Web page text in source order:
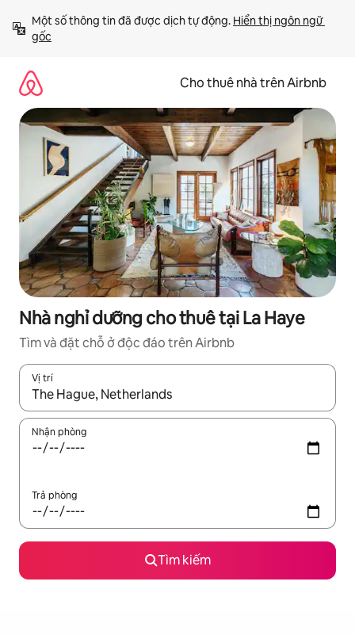
đến
Một số thông tin đã được dịch tự động. Hiển thị ngôn ngữ
gốc
Cho thuê nhà trên Airbnb
Nhà nghỉ dưỡng cho thuê tại La Haye
Tìm và đặt chỗ ở độc đáo trên Airbnb
Vị trí
Khi có kết quả, hãy điều hướng bằng phím mũi tên lên và
Nhận phòng
Trả phòng
Tìm kiếm